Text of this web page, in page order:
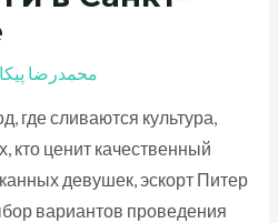
محمدرضا
где сливаются культура,
кто ценит качественный
девушек, эскорт Питер
вариантов проведения